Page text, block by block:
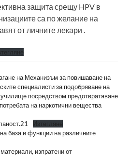
защита срещу HPV в
са по желание на
от личните лекари .
на Механизъм за повишаване на
специалисти за подобряване на
училище посредством предотвратяване
на наркотични вещества
Изтегляне
база и функции на различните
изпратени от